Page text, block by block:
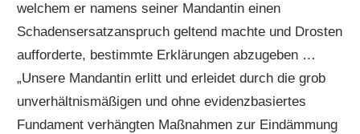
welchem er namens seiner Mandantin einen
Schadensersatzanspruch geltend machte und Drosten
aufforderte, bestimmte Erklärungen abzugeben …
„Unsere Mandantin erlitt und erleidet durch die grob
unverhältnismäßigen und ohne evidenzbasiertes
Fundament verhängten Maßnahmen zur Eindämmung